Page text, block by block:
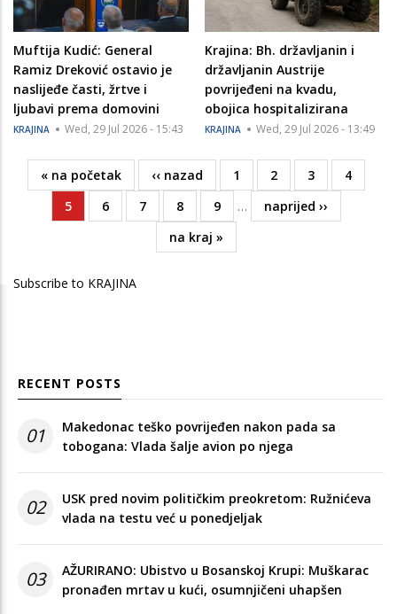
Muftija Kudić: General
Ramiz Dreković ostavio je
naslijeđe časti, žrtve i
ljubavi prema domovini
KRAJINA Wed, 29 Jul 2026 - 15:43
Krajina: Bh. državljanin i
državljanin Austrije
povrijeđeni na kvadu,
obojica hospitalizirana
KRAJINA Wed, 29 Jul 2026 - 13:49
Pagination
First
page
« na početak
Previous
page
‹‹ nazad Page
1 Page
2 Page
3 Page
4
Current
page
5 Page
6 Page
7 Page
8 Page
9 …
Next
page
naprijed ››
Last
page
na kraj »
Subscribe to KRAJINA
RECENT POSTS
01
Makedonac teško povrijeđen nakon pada sa
tobogana: Vlada šalje avion po njega
02
USK pred novim političkim preokretom: Ružnićeva
vlada na testu već u ponedjeljak
03
AŽURIRANO: Ubistvo u Bosanskoj Krupi: Muškarac
pronađen mrtav u kući, osumnjičeni uhapšen